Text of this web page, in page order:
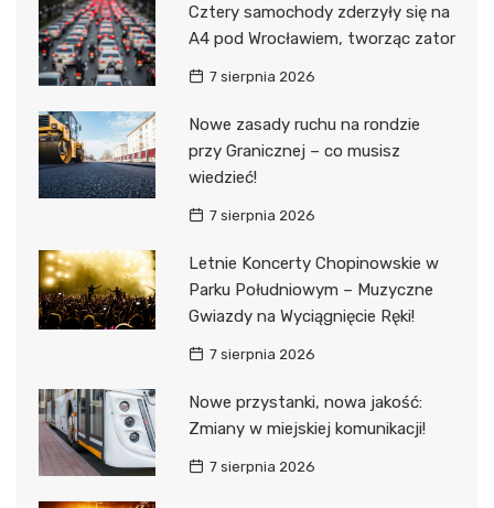
Cztery samochody zderzyły się na
A4 pod Wrocławiem, tworząc zator
7 sierpnia 2026
Nowe zasady ruchu na rondzie
przy Granicznej – co musisz
wiedzieć!
7 sierpnia 2026
Letnie Koncerty Chopinowskie w
Parku Południowym – Muzyczne
Gwiazdy na Wyciągnięcie Ręki!
7 sierpnia 2026
Nowe przystanki, nowa jakość:
Zmiany w miejskiej komunikacji!
7 sierpnia 2026